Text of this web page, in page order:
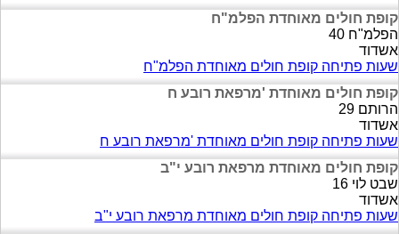
קופת חולים מאוחדת הפלמ"ח
הפלמ"ח 40
אשדוד
שעות פתיחה קופת חולים מאוחדת הפלמ"ח
קופת חולים מאוחדת 'מרפאת רובע ח
הרותם 29
אשדוד
שעות פתיחה קופת חולים מאוחדת 'מרפאת רובע ח
קופת חולים מאוחדת מרפאת רובע י"ב
שבט לוי 16
אשדוד
שעות פתיחה קופת חולים מאוחדת מרפאת רובע י"ב